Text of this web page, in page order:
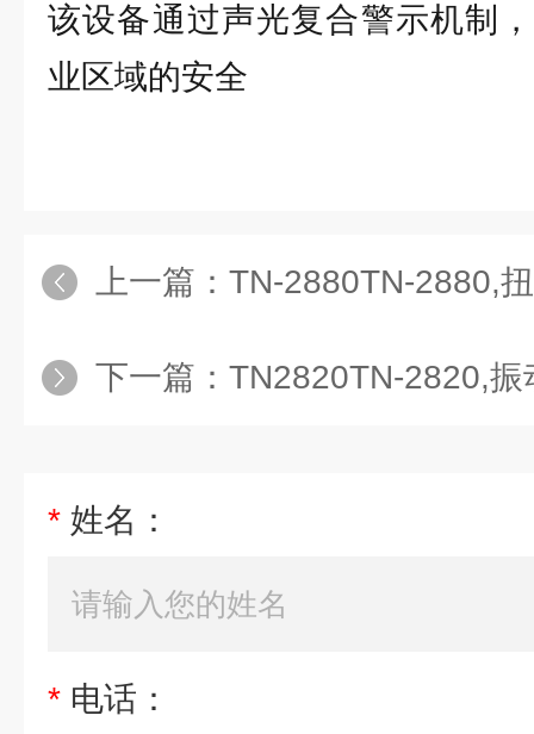
该设备通过声光复合警示机制
业区域的安全
上一篇： TN-2880TN-2880,
下一篇： TN2820TN-2820,振
* 姓名：
* 电话：